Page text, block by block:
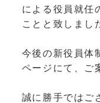
による役員就任
ことと致しまし
今後の新役員体
ページにて、ご
誠に勝手ではご